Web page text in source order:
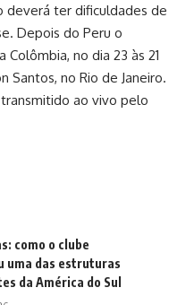
deverá ter dificuldades de
Depois do Peru o
no dia 23 às 21
Santos, no Rio de Janeiro.
ao vivo pelo
como o clube
uma das estruturas
da América do Sul